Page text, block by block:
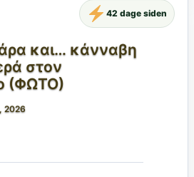
και… κάνναβη
στον
(ΦΩΤΟ)
2026
42 dage siden